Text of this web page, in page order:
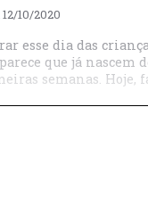
12/10/2020
esse dia das
que já
semanas. Hoje,